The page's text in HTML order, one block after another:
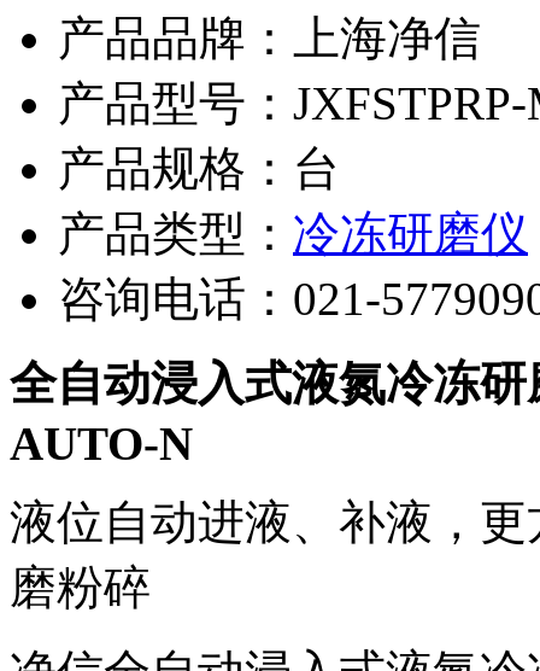
产品品牌：上海净信
产品型号：
产品规格：台
产品类型： 冷冻研磨仪
咨询电话： 021-
全自动浸入式液氮冷冻
AUTO-N
液位自动进液、补液，
磨粉碎